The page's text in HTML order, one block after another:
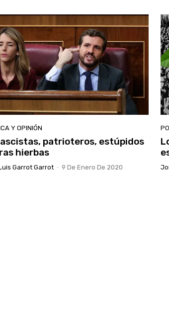
Y OPINIÓN
patrioteros, estúpidos
hierbas
Garrot Garrot - 9 De Enero De 2020